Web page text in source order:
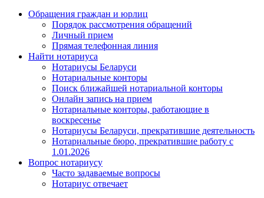
Обращения граждан и юрлиц
Порядок рассмотрения обращений
Личный прием
Прямая телефонная линия
Найти нотариуса
Нотариусы Беларуси
Нотариальные конторы
Поиск ближайшей нотариальной конторы
Онлайн запись на прием
Нотариальные конторы, работающие в
воскресенье
Нотариусы Беларуси, прекратившие деятельность
Нотариальные бюро, прекратившие работу с
1.01.2026
Вопрос нотариусу
Часто задаваемые вопросы
Нотариус отвечает